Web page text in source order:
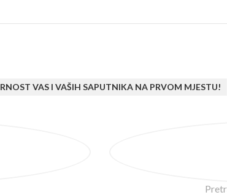
VAS I VAŠIH SAPUTNIKA NA PRVOM MJESTU!